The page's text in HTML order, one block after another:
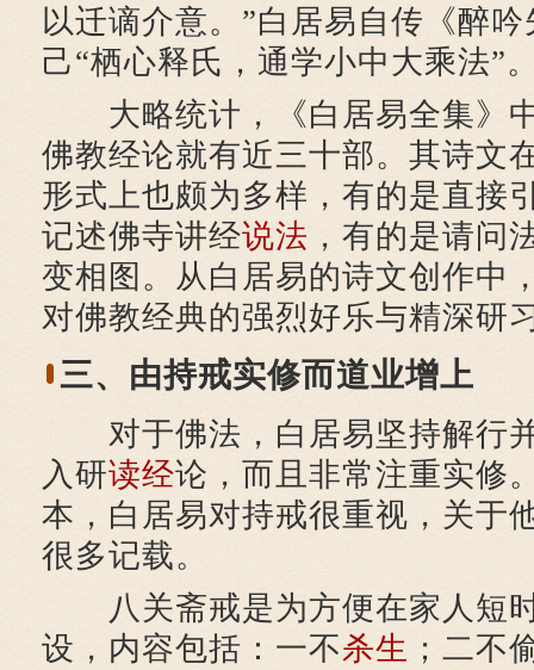
以迁谪介意。”白居易自传《醉
己“栖心释氏，通学小中大乘法”
大略统计，《白居易全集》
佛教经论就有近三十部。其诗文
形式上也颇为多样，有的是直接
记述佛寺讲经说法 ，有的是请问
变相图。从白居易的诗文创作中
对佛教经典的强烈好乐与精深研
三、由持戒实修而道业增上
对于佛法，白居易坚持解行
入研读经论，而且非常注重实修
本，白居易对持戒很重视，关于
很多记载。
八关斋戒是为方便在家人短
设，内容包括：一不杀生 ；二不